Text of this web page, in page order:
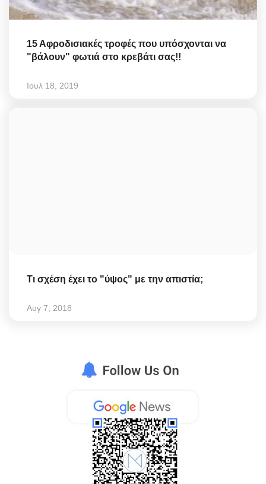
15 Αφροδισιακές τροφές που υπόσχονται να
"βάλουν" φωτιά στο κρεβάτι σας!!
Ιουλ 18, 2019
Τι σχέση έχει το "ύψος" με την απιστία;
Αυγ 7, 2018